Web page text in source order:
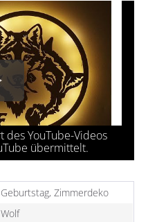
Geburtstag, Zimmerdeko
Wolf